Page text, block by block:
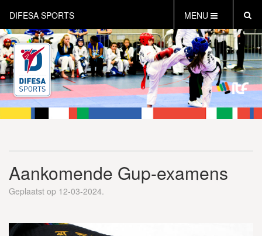
DIFESA SPORTS MENU
HOME
AKTUEEL
OVER DIFESA SPORTS
TAEKWON-DO
OPEN DUTCH
WEBSHOP
Aankomende Gup-examens
Geplaatst op 12-03-2024.